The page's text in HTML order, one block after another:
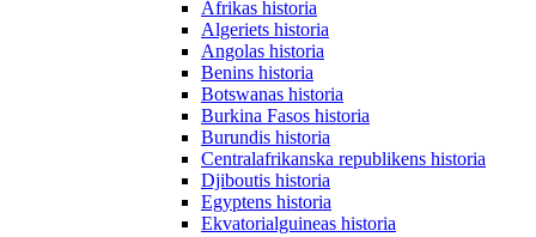
Afrikas historia
Algeriets historia
Angolas historia
Benins historia
Botswanas historia
Burkina Fasos historia
Burundis historia
Centralafrikanska republikens historia
Djiboutis historia
Egyptens historia
Ekvatorialguineas historia